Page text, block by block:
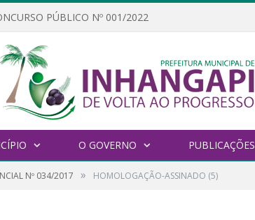
PÚBLICO Nº 001/2022
O GOVERNO PUBLICAÇÕES
Nº 034/2017 » HOMOLOGAÇÃO-ASSINADO (5)